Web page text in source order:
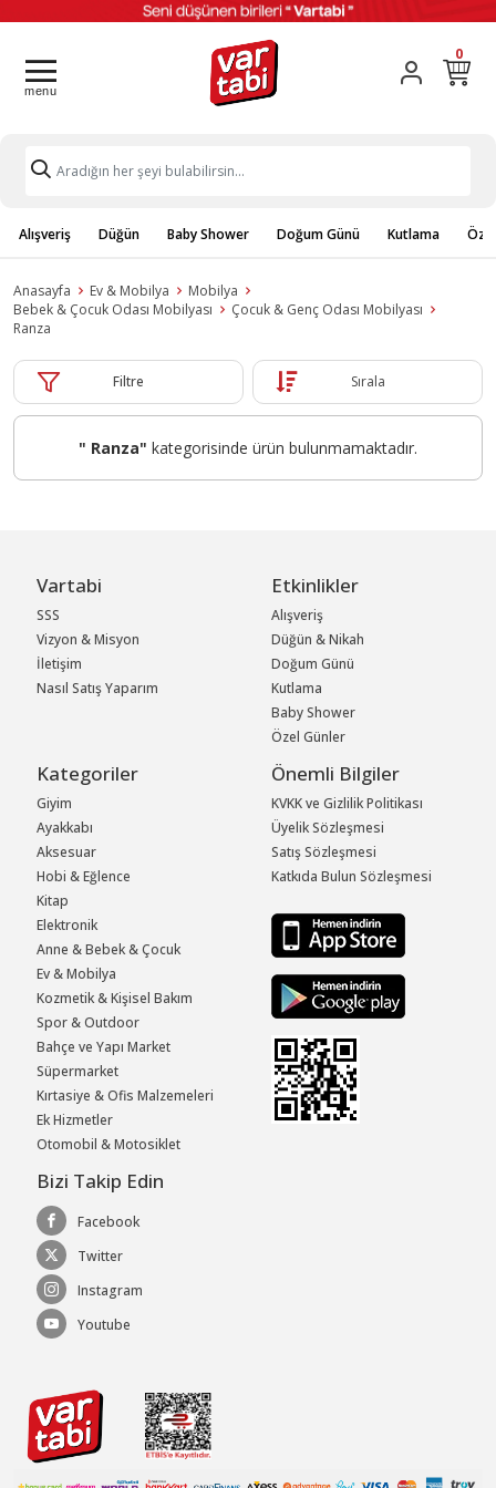
0
Alışveriş Düğün Baby Shower Doğum Günü Kutlama
Anasayfa Ev & Mobilya
Mobilya
Bebek & Çocuk Odası Mobilyası
Çocuk & Genç Odası Mobilyası
Ranza
Filtre Sırala
" Ranza" kategorisinde ürün bulunmamaktadır.
Vartabi
SSS
Vizyon & Misyon
İletişim
Nasıl Satış Yaparım
Etkinlikler
Alışveriş
Düğün & Nikah
Doğum Günü
Kutlama
Baby Shower
Özel Günler
Kategoriler
Giyim
Ayakkabı
Aksesuar
Hobi & Eğlence
Kitap
Elektronik
Anne & Bebek & Çocuk
Ev & Mobilya
Kozmetik & Kişisel Bakım
Spor & Outdoor
Bahçe ve Yapı Market
Süpermarket
Kırtasiye & Ofis Malzemeleri
Ek Hizmetler
Otomobil & Motosiklet
Önemli Bilgiler
KVKK ve Gizlilik Politikası
Üyelik Sözleşmesi
Satış Sözleşmesi
Katkıda Bulun Sözleşmesi
Bizi Takip Edin
Facebook
Twitter
Instagram
Youtube